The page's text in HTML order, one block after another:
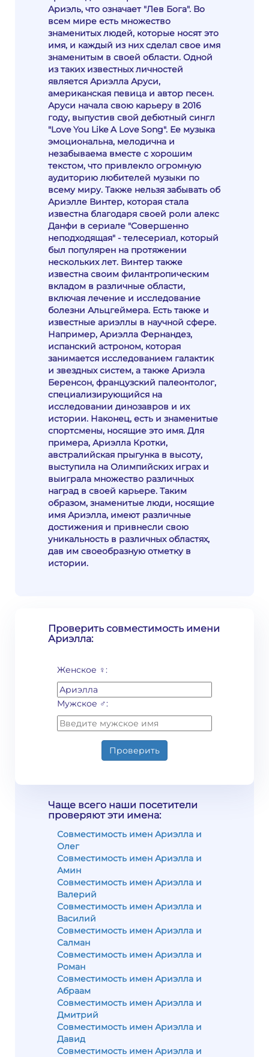
Ариэль, что означает "Лев Бога". Во
всем мире есть множество
знаменитых людей, которые носят это
имя, и каждый из них сделал свое имя
знаменитым в своей области. Одной
из таких известных личностей
является Ариэлла Аруси,
американская певица и автор песен.
Аруси начала свою карьеру в 2016
году, выпустив свой дебютный сингл
"Love You Like A Love Song". Ее музыка
эмоциональна, мелодична и
незабываема вместе с хорошим
текстом, что привлекло огромную
аудиторию любителей музыки по
всему миру. Также нельзя забывать об
Ариэлле Винтер, которая стала
известна благодаря своей роли алекс
Данфи в сериале "Совершенно
неподходящая" - телесериал, который
был популярен на протяжении
нескольких лет. Винтер также
известна своим филантропическим
вкладом в различные области,
включая лечение и исследование
болезни Альцгеймера. Есть также и
известные ариэллы в научной сфере.
Например, Ариэлла Фернандез,
испанский астроном, которая
занимается исследованием галактик
и звездных систем, а также Ариэла
Беренсон, французский палеонтолог,
специализирующийся на
исследовании динозавров и их
истории. Наконец, есть и знаменитые
спортсмены, носящие это имя. Для
примера, Ариэлла Кротки,
австралийская прыгунка в высоту,
выступила на Олимпийских играх и
выиграла множество различных
наград в своей карьере. Таким
образом, знаменитые люди, носящие
имя Ариэлла, имеют различные
достижения и привнесли свою
уникальность в различных областях,
дав им своеобразную отметку в
истории.
Проверить совместимость имени
Ариэлла:
Женское ♀:
Мужское ♂:
Проверить
Чаще всего наши посетители
проверяют эти имена:
Совместимость имен Ариэлла и
Олег
Совместимость имен Ариэлла и
Амин
Совместимость имен Ариэлла и
Валерий
Совместимость имен Ариэлла и
Василий
Совместимость имен Ариэлла и
Салман
Совместимость имен Ариэлла и
Роман
Совместимость имен Ариэлла и
Абраам
Совместимость имен Ариэлла и
Дмитрий
Совместимость имен Ариэлла и
Давид
Совместимость имен Ариэлла и